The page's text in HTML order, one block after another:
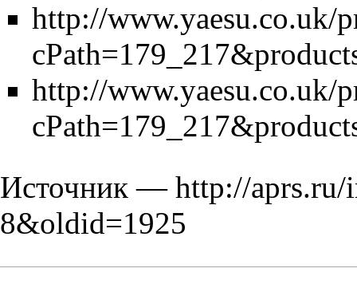
http://www.yaesu.co.uk/
http://www.yaesu.co.uk/
Источник — http://
8&oldid=1925